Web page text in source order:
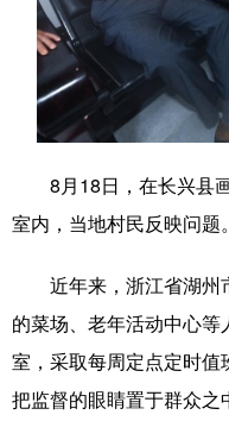
学术中国 乡村振
城市 旅游
彩票 娱乐
文化产业
地方频道
北京 天津
辽宁 吉林
8月18日，在长兴县画
室内，当地村民反映问题。
近年来，浙江省湖州
的菜场、老年活动中心等
室，采取每周定点定时值
把监督的眼睛置于群众